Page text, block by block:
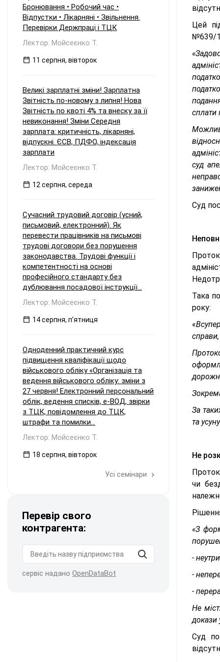
Цей
№639/
сплати
суд
Суд
Така
року:
«
За
та
Не
чи
«З
-
-
-
Не
докази
Суд
Бронювання • Робочий час •
Відпустки • Лікарняні • Звільнення.
Перевірки Держпраці і ТЦК
Лектор: Мойсеєнко Т.
11 серпня, вівторок
Великі зарплатні зміни! Зарплатна
Звітність по-новому з липня! Нова
Звітність по квоті 4% та внеску за її
невиконання! Зміни Середня
зарплата: критичність, лікарняні,
відпускні. ЄСВ, ПДФО, індексація
зарплати
Лектор: Мойсеєнко Т.
12 серпня, середа
Сучасний трудовий договір (усний,
письмовий, електронний). Як
перевести працівників на письмові
трудові договори без порушення
законодавства. Трудові функції і
компетентності на основі
професійного стандарту без
дублювання посадової інструкції...
Лектор: Мойсеєнко Т.
14 серпня, пʼятниця
Одноденний практичний курс
підвищення кваліфікації щодо
військового обліку «Організація та
ведення військового обліку: зміни з
27 червня! Електронний персональний
облік, ведення списків, е-ВОД, звірки
з ТЦК, повідомлення до ТЦК,
штрафи та помилки...
Лектор: Мойсеєнко Т.
18 серпня, вівторок
Усі семінари
Перевір свого
контрагента:
сервіс надано OpenDataBot